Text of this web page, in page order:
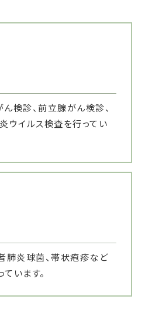
検診、前立腺がん検診、
ウイルス検査を行ってい
肺炎球菌、帯状疱疹など
います。